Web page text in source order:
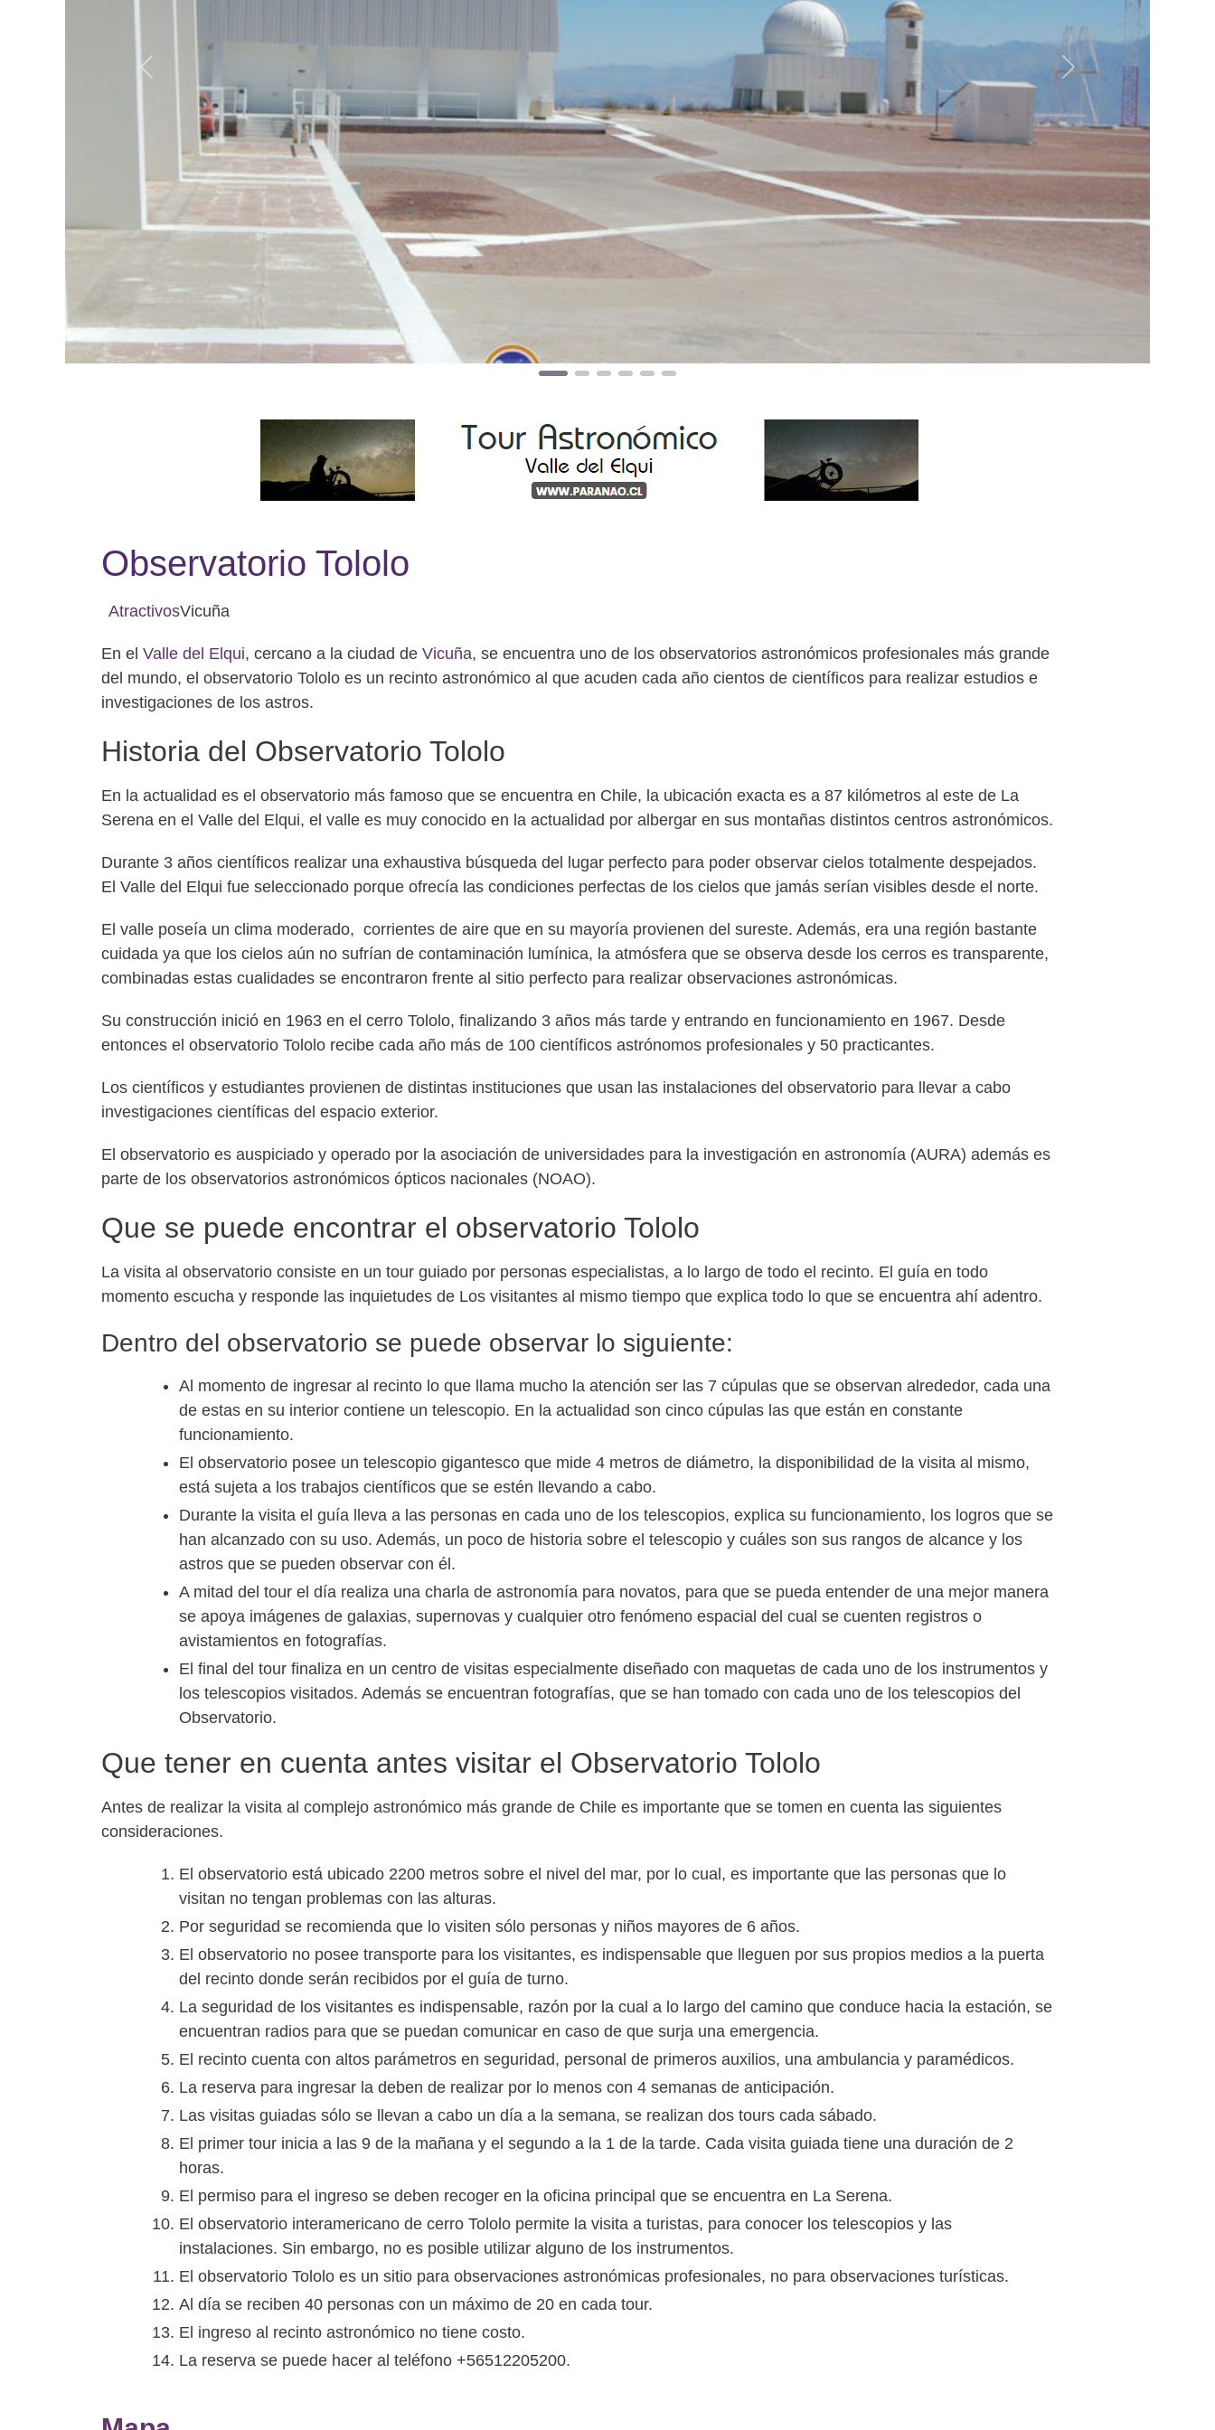
Anterior Siguiente
Observatorio Tololo
AtractivosVicuña
En el Valle del Elqui, cercano a la ciudad de Vicuña, se encuentra uno de los observatorios astronómicos profesionales más grande
del mundo, el observatorio Tololo es un recinto astronómico al que acuden cada año cientos de científicos para realizar estudios e
investigaciones de los astros.
Historia del Observatorio Tololo
En la actualidad es el observatorio más famoso que se encuentra en Chile, la ubicación exacta es a 87 kilómetros al este de La
Serena en el Valle del Elqui, el valle es muy conocido en la actualidad por albergar en sus montañas distintos centros astronómicos.
Durante 3 años científicos realizar una exhaustiva búsqueda del lugar perfecto para poder observar cielos totalmente despejados.
El Valle del Elqui fue seleccionado porque ofrecía las condiciones perfectas de los cielos que jamás serían visibles desde el norte.
El valle poseía un clima moderado, corrientes de aire que en su mayoría provienen del sureste. Además, era una región bastante
cuidada ya que los cielos aún no sufrían de contaminación lumínica, la atmósfera que se observa desde los cerros es transparente,
combinadas estas cualidades se encontraron frente al sitio perfecto para realizar observaciones astronómicas.
Su construcción inició en 1963 en el cerro Tololo, finalizando 3 años más tarde y entrando en funcionamiento en 1967. Desde
entonces el observatorio Tololo recibe cada año más de 100 científicos astrónomos profesionales y 50 practicantes.
Los científicos y estudiantes provienen de distintas instituciones que usan las instalaciones del observatorio para llevar a cabo
investigaciones científicas del espacio exterior.
El observatorio es auspiciado y operado por la asociación de universidades para la investigación en astronomía (AURA) además es
parte de los observatorios astronómicos ópticos nacionales (NOAO).
Que se puede encontrar el observatorio Tololo
La visita al observatorio consiste en un tour guiado por personas especialistas, a lo largo de todo el recinto. El guía en todo
momento escucha y responde las inquietudes de Los visitantes al mismo tiempo que explica todo lo que se encuentra ahí adentro.
Dentro del observatorio se puede observar lo siguiente:
Al momento de ingresar al recinto lo que llama mucho la atención ser las 7 cúpulas que se observan alrededor, cada una
de estas en su interior contiene un telescopio. En la actualidad son cinco cúpulas las que están en constante
funcionamiento.
El observatorio posee un telescopio gigantesco que mide 4 metros de diámetro, la disponibilidad de la visita al mismo,
está sujeta a los trabajos científicos que se estén llevando a cabo.
Durante la visita el guía lleva a las personas en cada uno de los telescopios, explica su funcionamiento, los logros que se
han alcanzado con su uso. Además, un poco de historia sobre el telescopio y cuáles son sus rangos de alcance y los
astros que se pueden observar con él.
A mitad del tour el día realiza una charla de astronomía para novatos, para que se pueda entender de una mejor manera
se apoya imágenes de galaxias, supernovas y cualquier otro fenómeno espacial del cual se cuenten registros o
avistamientos en fotografías.
El final del tour finaliza en un centro de visitas especialmente diseñado con maquetas de cada uno de los instrumentos y
los telescopios visitados. Además se encuentran fotografías, que se han tomado con cada uno de los telescopios del
Observatorio.
Que tener en cuenta antes visitar el Observatorio Tololo
Antes de realizar la visita al complejo astronómico más grande de Chile es importante que se tomen en cuenta las siguientes
consideraciones.
El observatorio está ubicado 2200 metros sobre el nivel del mar, por lo cual, es importante que las personas que lo
visitan no tengan problemas con las alturas.
Por seguridad se recomienda que lo visiten sólo personas y niños mayores de 6 años.
El observatorio no posee transporte para los visitantes, es indispensable que lleguen por sus propios medios a la puerta
del recinto donde serán recibidos por el guía de turno.
La seguridad de los visitantes es indispensable, razón por la cual a lo largo del camino que conduce hacia la estación, se
encuentran radios para que se puedan comunicar en caso de que surja una emergencia.
El recinto cuenta con altos parámetros en seguridad, personal de primeros auxilios, una ambulancia y paramédicos.
La reserva para ingresar la deben de realizar por lo menos con 4 semanas de anticipación.
Las visitas guiadas sólo se llevan a cabo un día a la semana, se realizan dos tours cada sábado.
El primer tour inicia a las 9 de la mañana y el segundo a la 1 de la tarde. Cada visita guiada tiene una duración de 2
horas.
El permiso para el ingreso se deben recoger en la oficina principal que se encuentra en La Serena.
El observatorio interamericano de cerro Tololo permite la visita a turistas, para conocer los telescopios y las
instalaciones. Sin embargo, no es posible utilizar alguno de los instrumentos.
El observatorio Tololo es un sitio para observaciones astronómicas profesionales, no para observaciones turísticas.
Al día se reciben 40 personas con un máximo de 20 en cada tour.
El ingreso al recinto astronómico no tiene costo.
La reserva se puede hacer al teléfono +56512205200.